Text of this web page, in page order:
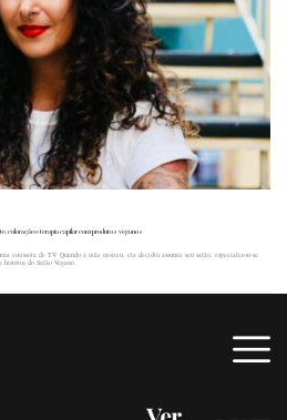
coloração e terapia capilar com produtos veganos
emissora de TV. Quando a mãe morreu, ela decidiu assumir seu salão, especializou-se
do Salão Vegano.